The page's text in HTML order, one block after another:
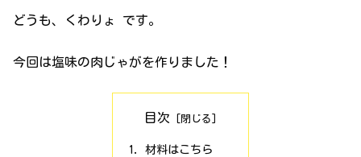
どうも、くわりょ です。
今回は塩味の肉じゃがを作りました！
目次
材料はこちら